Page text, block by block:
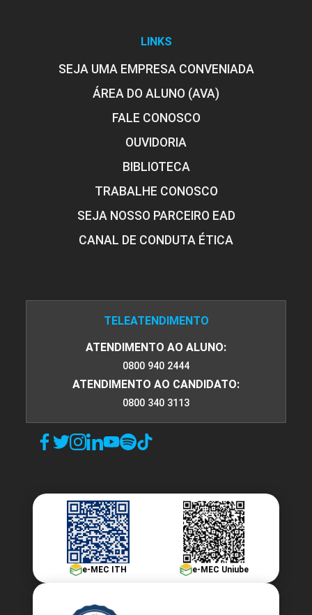
LINKS
SEJA UMA EMPRESA CONVENIADA
ÁREA DO ALUNO (AVA)
FALE CONOSCO
OUVIDORIA
BIBLIOTECA
TRABALHE CONOSCO
SEJA NOSSO PARCEIRO EAD
CANAL DE CONDUTA ÉTICA
TELEATENDIMENTO
ATENDIMENTO AO ALUNO:
0800 940 2444
ATENDIMENTO AO CANDIDATO:
0800 340 3113
e-MEC ITH e-MEC Uniube